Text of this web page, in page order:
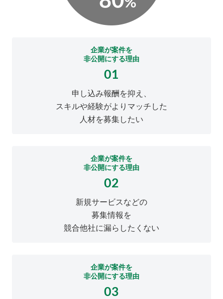
企業が案件を
非公開にする理由
01
申し込み報酬を抑え、
スキルや経験がよりマッチした
人材を募集したい
企業が案件を
非公開にする理由
02
新規サービスなどの
募集情報を
競合他社に漏らしたくない
企業が案件を
非公開にする理由
03